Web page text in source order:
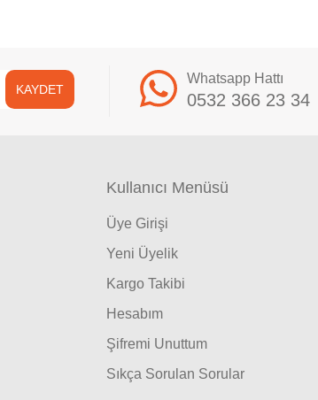
KAYDET
Whatsapp Hattı
0532 366 23 34
Kullanıcı Menüsü
Üye Girişi
Yeni Üyelik
Kargo Takibi
Hesabım
Şifremi Unuttum
Sıkça Sorulan Sorular